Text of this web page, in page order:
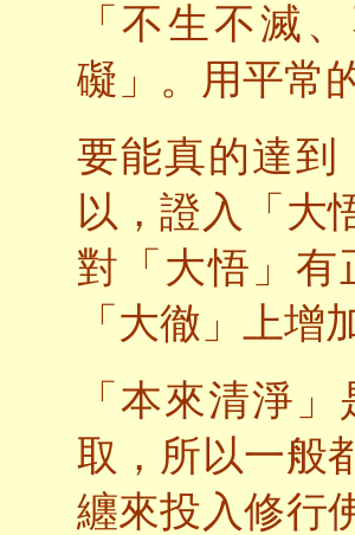
「不生不滅
礙」。用平常
要能真的達到
以，證入「大
對「大悟」有
「大徹」上增
「本來清淨
取，所以一般
纏來投入修行